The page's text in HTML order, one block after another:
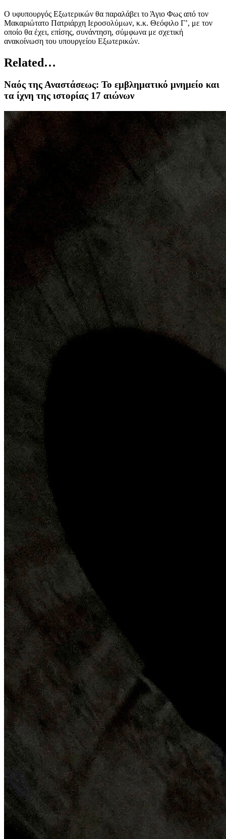
Ο υφυπουργός Εξωτερικών θα παραλάβει το Άγιο Φως από τον
Μακαριώτατο Πατριάρχη Ιεροσολύμων, κ.κ. Θεόφιλο Γ’, με τον
οποίο θα έχει, επίσης, συνάντηση, σύμφωνα με σχετική
ανακοίνωση του υπουργείου Εξωτερικών.
Related…
Ναός της Αναστάσεως: To εμβληματικό μνημείο και
τα ίχνη της ιστορίας 17 αιώνων